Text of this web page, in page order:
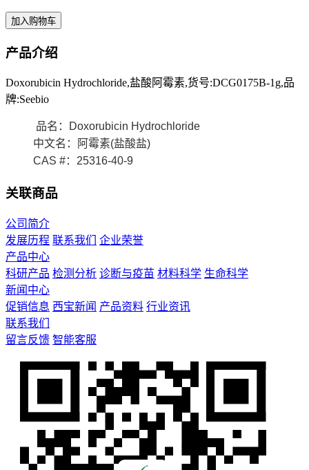
产品介绍
Doxorubicin Hydrochloride,盐酸阿霉素,货号:DCG0175B-1g,品
牌:Seebio
品名：Doxorubicin Hydrochloride
中文名：阿霉素(盐酸盐)
CAS #：25316-40-9
关联商品
公司简介
发展历程 联系我们
企业荣誉
产品中心
科研产品 检测分析 诊断与疫苗 材料科学 生命科学
新闻中心
促销信息 西宝新闻 产品资料 行业资讯
联系我们
留言反馈 智能客服